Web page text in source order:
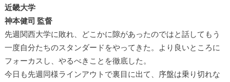
近畿大学
神本健司 監督
先週関西大学に敗れ、どこかに隙があったのではと話してもう
一度自分たちのスタンダードをやってきた。より良いところに
フォーカスし、やるべきことを徹底した。
今日も先週同様ラインアウトで裏目に出て、序盤は乗り切れな